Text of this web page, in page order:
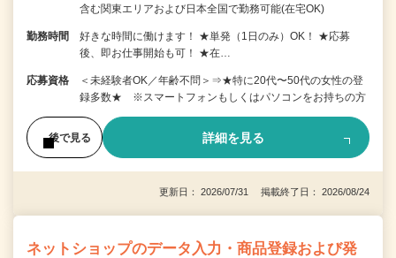
含む関東エリアおよび日本全国で勤務可能(在宅OK)
勤務時間
好きな時間に働けます！ ★単発（1日のみ）OK！ ★応募
後、即お仕事開始も可！ ★在…
応募資格
＜未経験者OK／年齢不問＞⇒★特に20代〜50代の女性の登
録多数★ ※スマートフォンもしくはパソコンをお持ちの方
後で見る 詳細を見る
更新日： 2026/07/31 掲載終了日： 2026/08/24
ネットショップのデータ入力・商品登録および発